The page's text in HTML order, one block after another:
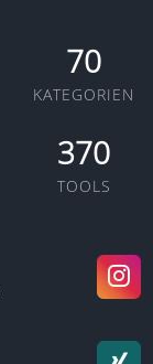
70
KATEGORIEN
370
TOOLS